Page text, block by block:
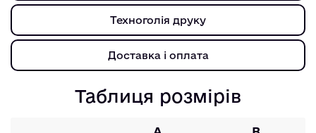
Техноголія друку
Доставка і оплата
Таблиця розмірів